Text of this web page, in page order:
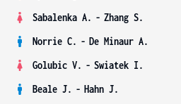
Sabalenka A. - Zhang S.
Norrie C. - De Minaur A.
Golubic V. - Swiatek I.
Beale J. - Hahn J.